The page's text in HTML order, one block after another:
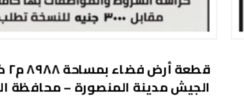
الجيش مدينة المنصورة – محافظة